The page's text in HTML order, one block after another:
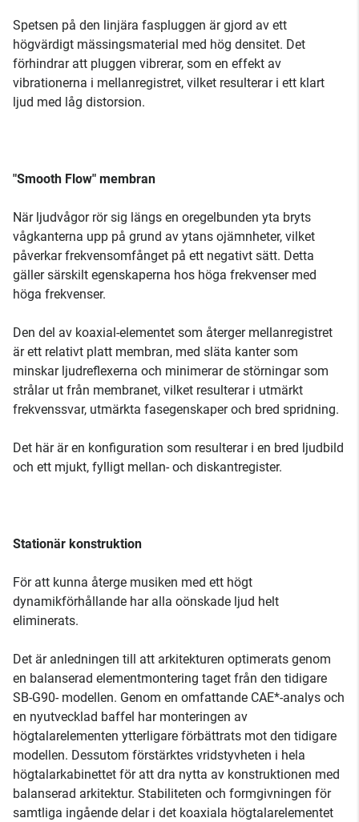
Spetsen på den linjära faspluggen är gjord av ett
högvärdigt mässingsmaterial med hög densitet. Det
förhindrar att pluggen vibrerar, som en effekt av
vibrationerna i mellanregistret, vilket resulterar i ett klart
ljud med låg distorsion.
"Smooth Flow" membran
När ljudvågor rör sig längs en oregelbunden yta bryts
vågkanterna upp på grund av ytans ojämnheter, vilket
påverkar frekvensomfånget på ett negativt sätt. Detta
gäller särskilt egenskaperna hos höga frekvenser med
höga frekvenser.
Den del av koaxial-elementet som återger mellanregistret
är ett relativt platt membran, med släta kanter som
minskar ljudreflexerna och minimerar de störningar som
strålar ut från membranet, vilket resulterar i utmärkt
frekvenssvar, utmärkta fasegenskaper och bred spridning.
Det här är en konfiguration som resulterar i en bred ljudbild
och ett mjukt, fylligt mellan- och diskantregister.
Stationär konstruktion
För att kunna återge musiken med ett högt
dynamikförhållande har alla oönskade ljud helt
eliminerats.
Det är anledningen till att arkitekturen optimerats genom
en balanserad elementmontering taget från den tidigare
SB-G90- modellen. Genom en omfattande CAE*-analys och
en nyutvecklad baffel har monteringen av
högtalarelementen ytterligare förbättrats mot den tidigare
modellen. Dessutom förstärktes vridstyvheten i hela
högtalarkabinettet för att dra nytta av konstruktionen med
balanserad arkitektur. Stabiliteten och formgivningen för
samtliga ingående delar i det koaxiala högtalarelementet